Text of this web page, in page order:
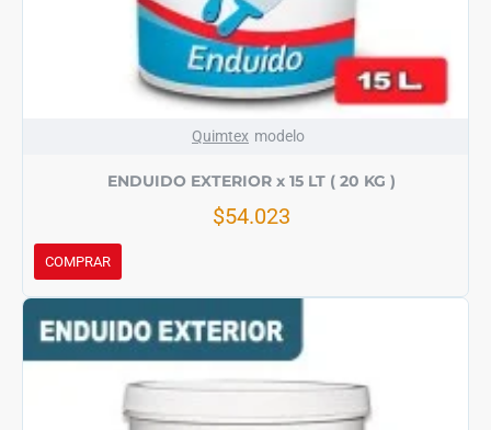
Quimtex modelo
ENDUIDO EXTERIOR x 15 LT ( 20 KG )
$54.023
COMPRAR